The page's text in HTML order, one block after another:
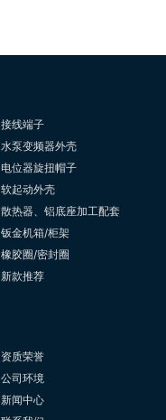
接线端子
水泵变频器外壳
电位器旋扭帽子
软起动外壳
散热器、铝底座加工配套
钣金机箱/柜架
橡胶圈/密封圈
新款推荐
资质荣誉
公司环境
新闻中心